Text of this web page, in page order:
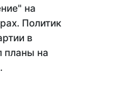
на
Политик
в
планы на